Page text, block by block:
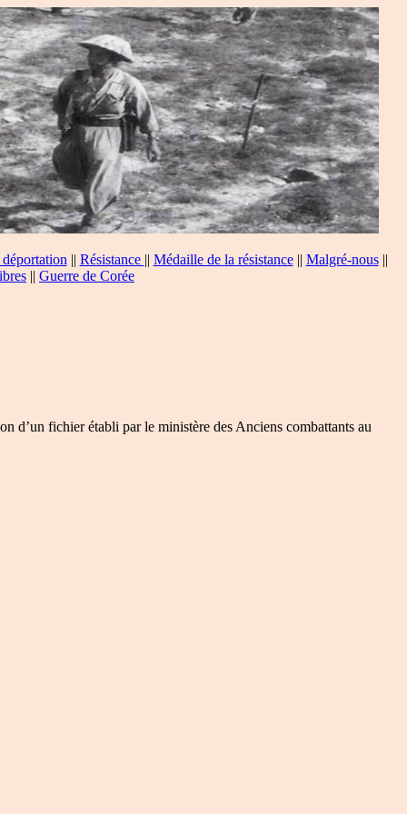
|| Résistance || Médaille de la résistance|| Malgré-nous||
|| Guerre de Corée
d’un fichier établi par le ministère des Anciens combattants au